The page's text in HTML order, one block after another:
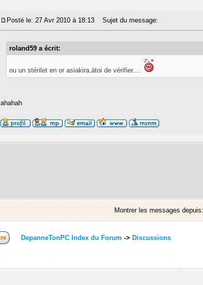
Posté le: 27 Avr 2010 à 18:13 Sujet du message:
roland59 a écrit:
ou un stérilet en or asiakira,àtoi de vérifier....
ahahah
Montrer les messages
DepanneTonPC Index du Forum -> Discussions